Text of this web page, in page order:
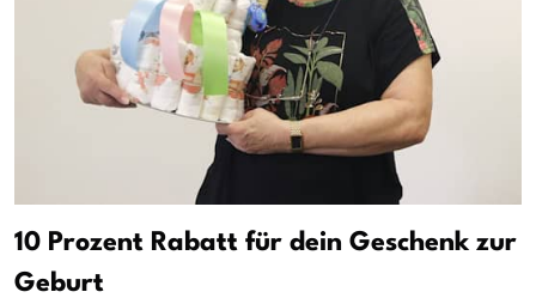
10 Prozent Rabatt für dein Geschenk zur
Geburt